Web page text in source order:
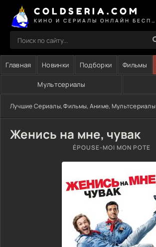
COLDSERIA.COM
Главная Новинки Подборки Фильмы
Мультсериалы
Лучшие Сериалы, Фильмы, Аниме, Мультсериалы
Женись на мне, чувак
ÉPOUSE-MOI MON POTE